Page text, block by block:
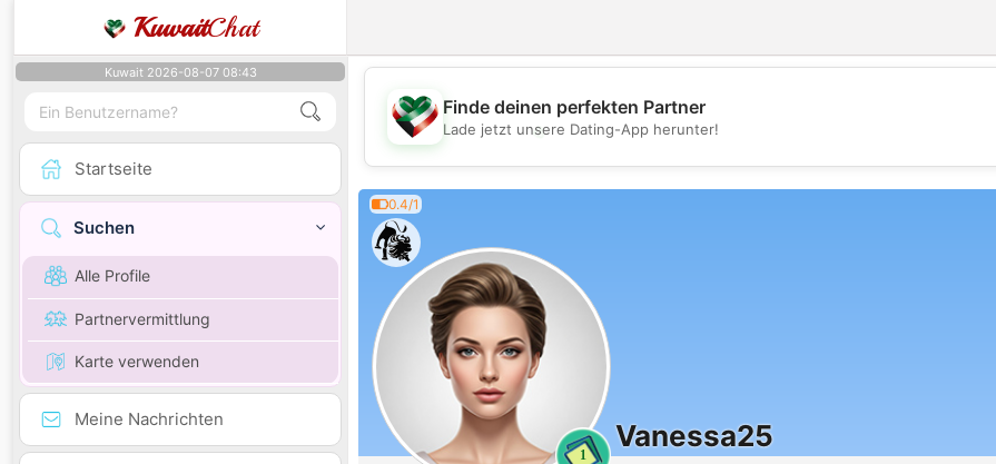
KuwaitChat
Kuwait 2026-08-07 08:43
Startseite
Suchen
Alle Profile
Partnervermittlung
Karte verwenden
Meine Nachrichten
💖
Finde deinen perfekten Partner
Lade jetzt unsere Dating-App herunter!
0.4/1
1
Vanessa25